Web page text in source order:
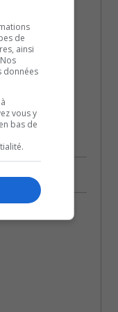
de
ainsi
données
vous y
bas de